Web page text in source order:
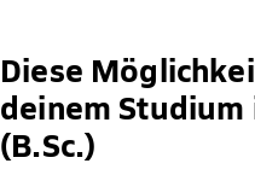
Diese
deinem
(B.Sc.)